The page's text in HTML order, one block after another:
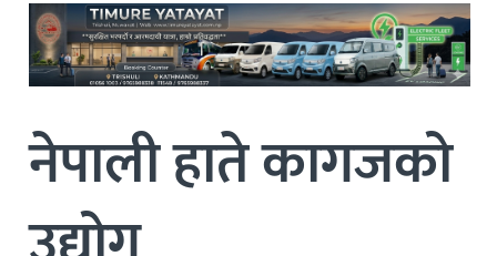
नेपाली हाते कागजको